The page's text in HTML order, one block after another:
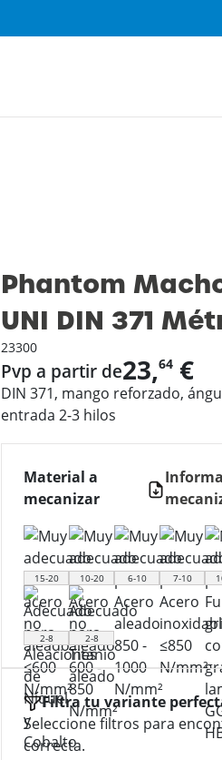
Phantom
UNI DIN 371
23300
Pvp a partir de23,64 €
DIN 371, mango reforzado,
entrada 2-3 hilos
Material a
mecanizar
15-20 10-20 6-10 7-10
2-8 2-8
Filtra tu variante
Seleccione filtros para
correcta.